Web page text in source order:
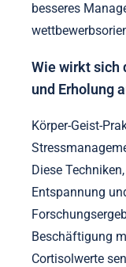
besseres
Wie wirkt sich
und Erholung
Körper-Geist-
Diese
Entspannung
Beschäftigung
Cortisolwerte